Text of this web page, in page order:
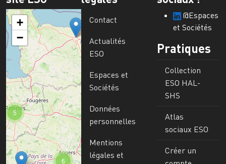
6
5
+
−
Contact
Actualités
ESO
Espaces et
Sociétés
Données
personnelles
Mentions
légales et
@Espaces
et Sociétés
Pratiques
Collection
ESO HAL-
SHS
Atlas
sociaux ESO
Créer un